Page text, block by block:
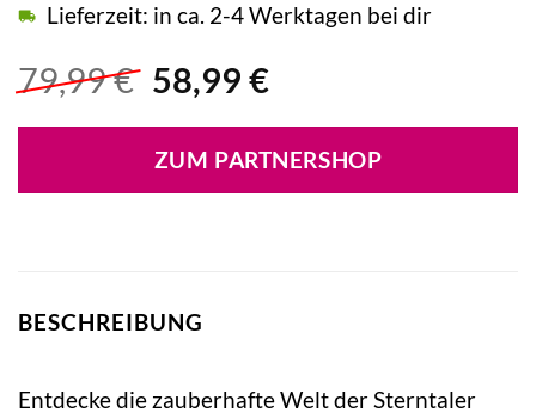
79,99€ Ursprünglicher
war:
79,99 €
58,99 €Aktueller
ist:
58,99 €.
Lieferzeit: in ca. 2-4 Werktagen bei dir
ZUM PARTNERSHOP
BESCHREIBUNG
Entdecke die zauberhafte Welt der Sterntaler